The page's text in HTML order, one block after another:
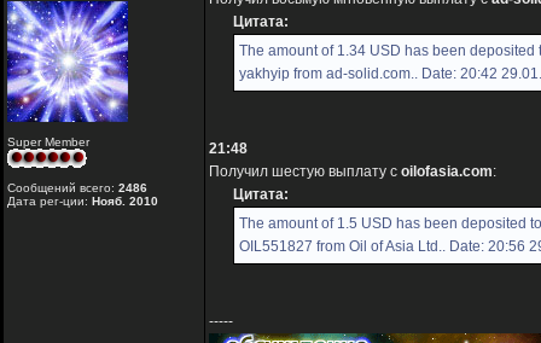
Super Member
Сообщений всего: 2486
Дата рег-ции: Нояб. 2010
Цитата:
The amount of 1.34 USD has been
yakhyip from ad-solid.com.. Date: 20:42
21:48
Получил шестую выплату с oilofasia.com:
Цитата:
The amount of 1.5 USD has been deposited
OIL551827 from Oil of Asia Ltd.. Date: 20:56
-----